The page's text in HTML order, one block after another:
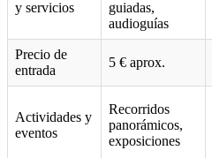
y servicios
guiadas,
audioguías
Precio de
entrada
5 € aprox.
Actividades y
eventos
Recorridos
panorámicos,
exposiciones